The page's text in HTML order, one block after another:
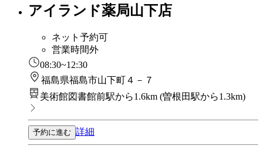
アイランド薬局山下店
ネット予約可
営業時間外
08:30~12:30
福島県福島市山下町４－７
美術館図書館前駅から1.6km (曽根田駅から1.3km)
予約に進む 詳細